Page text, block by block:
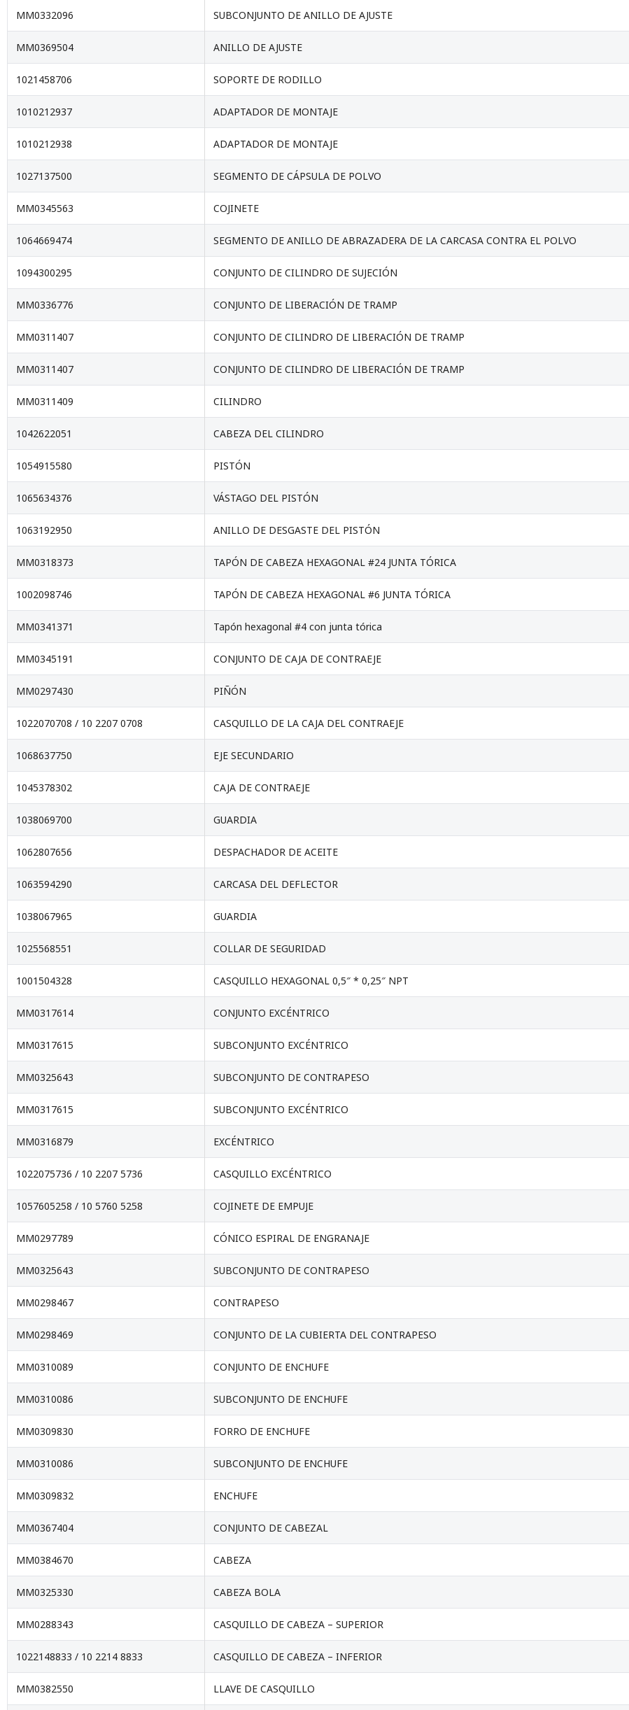
MM0332096 SUBCONJUNTO DE ANILLO DE AJUSTE
MM0369504 ANILLO DE AJUSTE
1021458706 SOPORTE DE RODILLO
1010212937 ADAPTADOR DE MONTAJE
1010212938 ADAPTADOR DE MONTAJE
1027137500 SEGMENTO DE CÁPSULA DE POLVO
MM0345563 COJINETE
1064669474 SEGMENTO DE ANILLO DE ABRAZADERA DE LA CARCASA CONTRA EL POLVO
1094300295 CONJUNTO DE CILINDRO DE SUJECIÓN
MM0336776 CONJUNTO DE LIBERACIÓN DE TRAMP
MM0311407 CONJUNTO DE CILINDRO DE LIBERACIÓN DE TRAMP
MM0311407 CONJUNTO DE CILINDRO DE LIBERACIÓN DE TRAMP
MM0311409 CILINDRO
1042622051 CABEZA DEL CILINDRO
1054915580 PISTÓN
1065634376 VÁSTAGO DEL PISTÓN
1063192950 ANILLO DE DESGASTE DEL PISTÓN
MM0318373 TAPÓN DE CABEZA HEXAGONAL #24 JUNTA TÓRICA
1002098746 TAPÓN DE CABEZA HEXAGONAL #6 JUNTA TÓRICA
MM0341371 Tapón hexagonal #4 con junta tórica
MM0345191 CONJUNTO DE CAJA DE CONTRAEJE
MM0297430 PIÑÓN
1022070708 / 10 2207 0708 CASQUILLO DE LA CAJA DEL CONTRAEJE
1068637750 EJE SECUNDARIO
1045378302 CAJA DE CONTRAEJE
1038069700 GUARDIA
1062807656 DESPACHADOR DE ACEITE
1063594290 CARCASA DEL DEFLECTOR
1038067965 GUARDIA
1025568551 COLLAR DE SEGURIDAD
1001504328 CASQUILLO HEXAGONAL 0,5″ * 0,25″ NPT
MM0317614 CONJUNTO EXCÉNTRICO
MM0317615 SUBCONJUNTO EXCÉNTRICO
MM0325643 SUBCONJUNTO DE CONTRAPESO
MM0317615 SUBCONJUNTO EXCÉNTRICO
MM0316879 EXCÉNTRICO
1022075736 / 10 2207 5736 CASQUILLO EXCÉNTRICO
1057605258 / 10 5760 5258 COJINETE DE EMPUJE
MM0297789 CÓNICO ESPIRAL DE ENGRANAJE
MM0325643 SUBCONJUNTO DE CONTRAPESO
MM0298467 CONTRAPESO
MM0298469 CONJUNTO DE LA CUBIERTA DEL CONTRAPESO
MM0310089 CONJUNTO DE ENCHUFE
MM0310086 SUBCONJUNTO DE ENCHUFE
MM0309830 FORRO DE ENCHUFE
MM0310086 SUBCONJUNTO DE ENCHUFE
MM0309832 ENCHUFE
MM0367404 CONJUNTO DE CABEZAL
MM0384670 CABEZA
MM0325330 CABEZA BOLA
MM0288343 CASQUILLO DE CABEZA – SUPERIOR
1022148833 / 10 2214 8833 CASQUILLO DE CABEZA – INFERIOR
MM0382550 LLAVE DE CASQUILLO